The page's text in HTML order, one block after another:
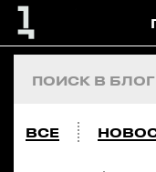
ВСЕ